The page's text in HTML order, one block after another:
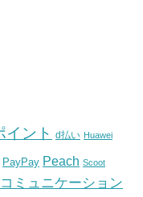
イント d払い Huawei
PayPay Peach Scoot
ミュニケーション